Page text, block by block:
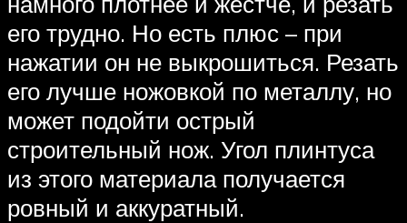
его трудно. Но есть плюс – при
нажатии он не выкрошиться. Резать
его лучше ножовкой по металлу, но
может подойти острый
строительный нож. Угол плинтуса
из этого материала получается
ровный и аккуратный.